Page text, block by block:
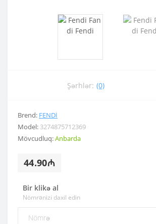
Şərhlər: (0)
Brend: FENDI
Model: 3274875712369
Mövcudluq:Anbarda
44.90₼
Bir klikə al
Nömrənizi daxil edin